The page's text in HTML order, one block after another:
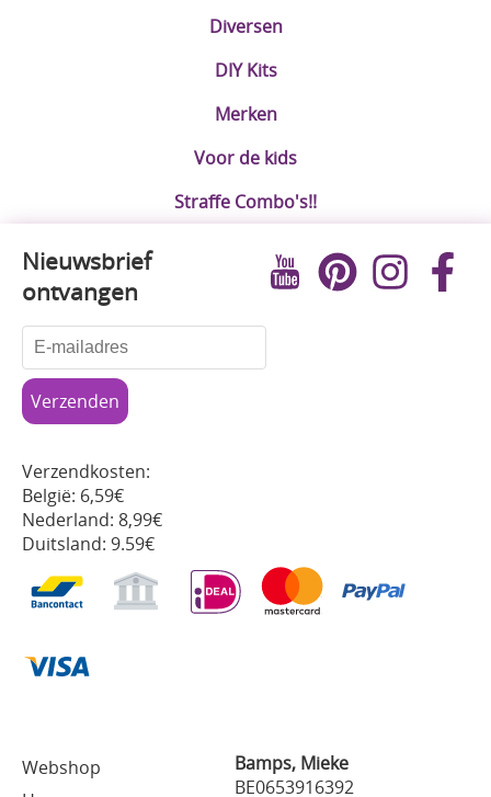
Diversen
DIY Kits
Merken
Voor de kids
Straffe Combo's!!
Webshop
Bamps, Mieke
BE0653916392
Nieuwsbrief
ontvangen
Verzendkosten:
België: 6,59€
Nederland: 8,99€
Duitsland: 9.59€